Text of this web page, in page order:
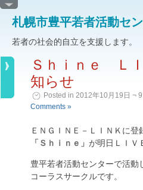
札幌市豊平若者活動セ
若者の社会的自立を支援します。
Ｓｈｉｎｅ Ｌ
知らせ
Posted in 2012年10月19日 ¬
Comments »
ＥＮＧＩＮＥ－ＬＩＮＫに
「Ｓｈｉｎｅ」 が明日ＬＩＶ
豊平若者活動センターで活動
コーラスサークルです。